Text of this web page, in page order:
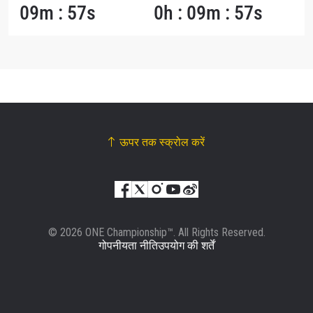
09m : 57s 0h : 09m : 57s
ऊपर तक स्क्रोल करें
© 2026 ONE Championship™. All Rights Reserved.
गोपनीयता नीतिउपयोग की शर्तें